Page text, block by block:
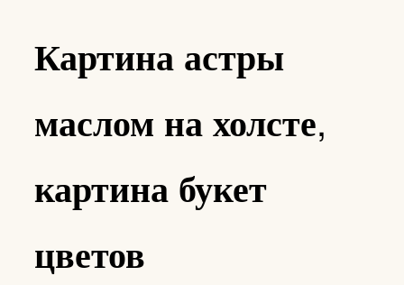
Картина астры
маслом на холсте,
картина букет
цветов